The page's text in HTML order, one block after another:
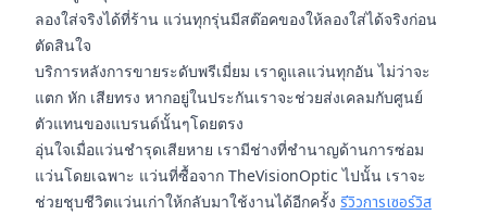
ลองใส่จริงได้ที่ร้าน แว่นทุกรุ่นมีสต๊อคของให้ลองใส่ได้จริงก่อน
ตัดสินใจ
บริการหลังการขายระดับพรีเมี่ยม เราดูแลแว่นทุกอัน ไม่ว่าจะ
แตก หัก เสียทรง หากอยู่ในประกันเราจะช่วยส่งเคลมกับศูนย์
ตัวแทนของแบรนด์นั้นๆโดยตรง
อุ่นใจเมื่อแว่นชำรุดเสียหาย เรามีช่างที่ชำนาญด้านการซ่อม
แว่นโดยเฉพาะ แว่นที่ซื้อจาก TheVisionOptic ไปนั้น เราจะ
ช่วยชุบชีวิตแว่นเก่าให้กลับมาใช้งานได้อีกครั้ง รีวิวการเซอร์วิส